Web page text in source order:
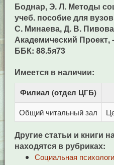
Боднар, Э. Л. Методы
учеб. пособие для
С. Минаева, Д. В.
Академический Проект,
ББК: 88.5я73
Имеется в наличии:
Филиал (отдел ЦГБ)
Общий читальный зал
Другие статьи и книги
находятся в рубриках:
Социальная